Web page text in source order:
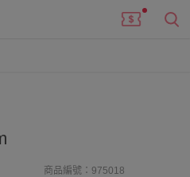
商品編號：975018